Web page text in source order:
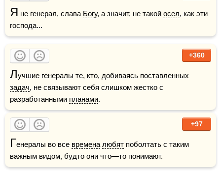
Я не генерал, слава Богу, а значит, не такой осел, как эти
господа...
+360
Л
задач, не связывают себя слишком жестко с
разработанными планами.
+97
Генералы во все времена любят поболтать с таким
важным видом, будто они что—то понимают.